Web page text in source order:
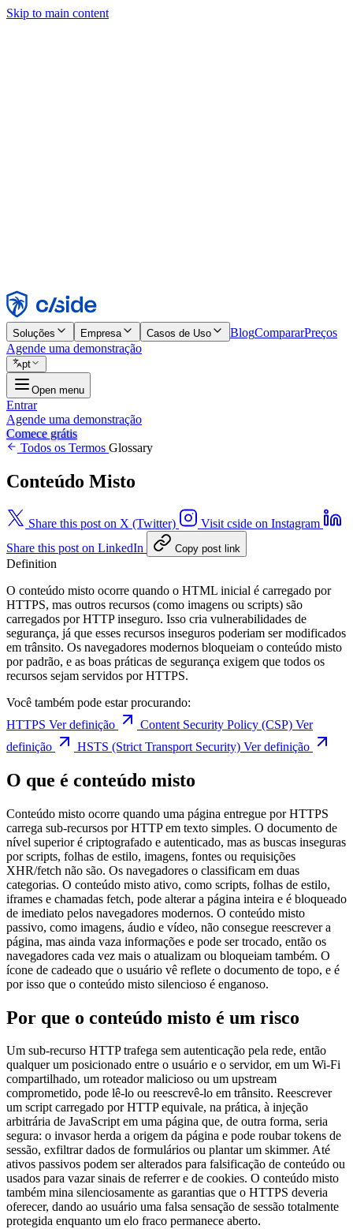
Skip to main content
Rejeitar
Soluções Empresa Casos de Uso BlogCompararPreços
Agende uma demonstração
pt
Open menu
Entrar
Agende uma demonstração
Comece grátis
Todos os Termos Glossary
Conteúdo Misto
Share this post on X (Twitter)
Visit cside on Instagram
Share this post on LinkedIn
Copy post link
Definition
O conteúdo misto ocorre quando o HTML inicial é carregado por
HTTPS, mas outros recursos (como imagens ou scripts) são
carregados por HTTP inseguro. Isso cria vulnerabilidades de
segurança, já que esses recursos inseguros poderiam ser modificados
em trânsito. Os navegadores modernos bloqueiam o conteúdo misto
por padrão, e as boas práticas de segurança exigem que todos os
recursos sejam servidos por HTTPS.
Você também pode estar procurando:
HTTPS Ver definição Content Security Policy (CSP) Ver
definição
HSTS (Strict Transport Security) Ver definição
O que é conteúdo misto
Conteúdo misto ocorre quando uma página entregue por HTTPS
carrega sub-recursos por HTTP em texto simples. O documento de
nível superior é criptografado e autenticado, mas as buscas inseguras
por scripts, folhas de estilo, imagens, fontes ou requisições
XHR/fetch não são. Os navegadores o classificam em duas
categorias. O conteúdo misto ativo, como scripts, folhas de estilo,
iframes e chamadas fetch, pode alterar a página inteira e é bloqueado
de imediato pelos navegadores modernos. O conteúdo misto
passivo, como imagens, áudio e vídeo, não consegue reescrever a
página, mas ainda vaza informações e pode ser trocado, então os
navegadores cada vez mais o atualizam ou bloqueiam também. O
ícone de cadeado que o usuário vê reflete o documento de topo, e é
por isso que o conteúdo misto silencioso é enganoso.
Por que o conteúdo misto é um risco
Um sub-recurso HTTP trafega sem autenticação pela rede, então
qualquer um posicionado entre o usuário e o servidor, em um Wi-Fi
compartilhado, um roteador malicioso ou um upstream
comprometido, pode lê-lo ou reescrevê-lo em trânsito. Reescrever
um script carregado por HTTP equivale, na prática, à injeção
arbitrária de JavaScript em uma página que, de outra forma, seria
segura: o invasor herda a origem da página e pode roubar tokens de
sessão, exfiltrar dados de formulários ou plantar um skimmer. Até
ativos passivos podem ser alterados para falsificação de conteúdo ou
usados para vazar sinais de referrer e de cookies. O conteúdo misto
também mina silenciosamente as garantias que o HTTPS deveria
oferecer, dando ao usuário uma falsa sensação de sessão totalmente
protegida enquanto um elo fraco permanece aberto.